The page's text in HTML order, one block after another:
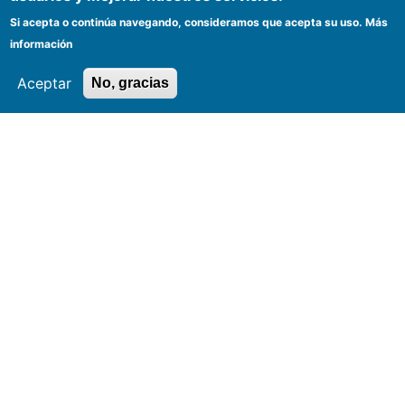
Si acepta o continúa navegando, consideramos que acepta su uso.Más
información
Aceptar No, gracias